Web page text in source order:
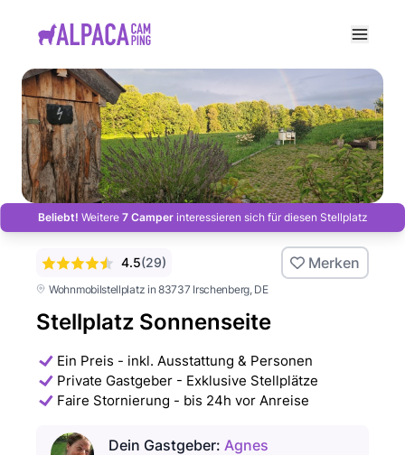
Beliebt! Weitere 7 Camper interessieren sich für diesen Stellplatz
Wohnmobilstellplatz in 83737 Irschenberg, DE
Stellplatz Sonnenseite
4.5(29) Merken
Ein Preis - inkl. Ausstattung & Personen
Private Gastgeber - Exklusive Stellplätze
Faire Stornierung - bis 24h vor Anreise
Dein Gastgeber: Agnes